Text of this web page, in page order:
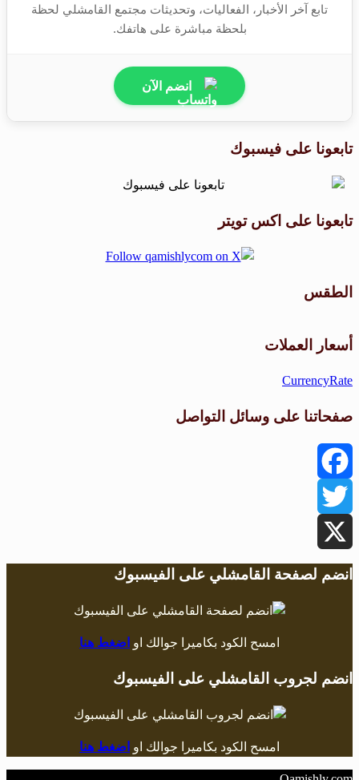
تابع آخر الأخبار، الفعاليات، وتحديثات مجتمع القامشلي لحظة
بلحظة مباشرة على هاتفك.
انضم الآن
تابعونا على فيسبوك
تابعونا على اكس تويتر
الطقس
أسعار العملات
CurrencyRate
صفحاتنا على وسائل التواصل
Facebook
Twitter
X
انضم لصفحة القامشلي على الفيسبوك
امسح الكود بكاميرا جوالك او اضغط هنا
انضم لجروب القامشلي على الفيسبوك
امسح الكود بكاميرا جوالك او اضغط هنا